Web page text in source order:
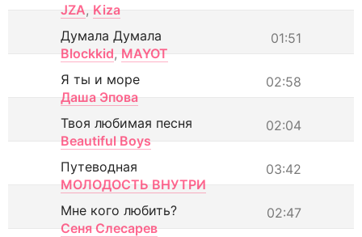
JZA, Kiza
01:51
Думала Думала
Blockkid, MAYOT
02:58
Я ты и море
Даша Эпова
02:04
Твоя любимая песня
Beautiful Boys
03:42
Путеводная
МОЛОДОСТЬ ВНУТРИ
02:47
Мне кого любить?
Сеня Слесарев